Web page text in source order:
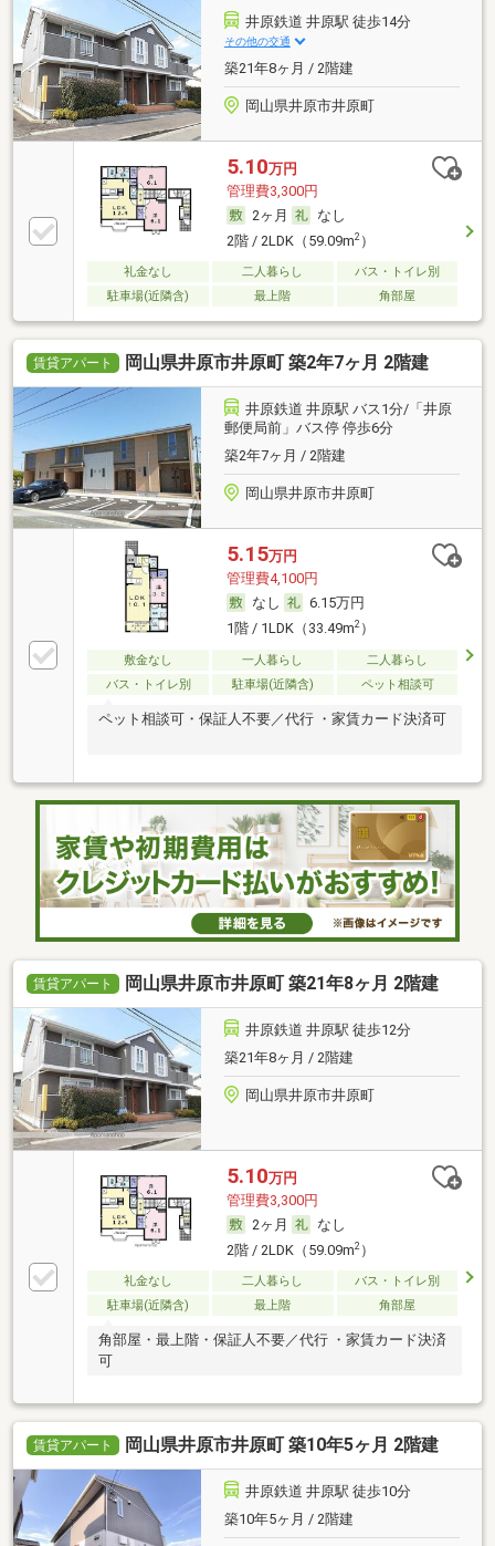
井原鉄道 井原駅 徒歩14分
その他の交通
築21年8ヶ月 / 2階建
岡山県井原市井原町
5.10万円
管理費3,300円
2ヶ月
なし
2階 / 2LDK（59.09m2）
礼金なし 二人暮らし
バス・トイレ別
駐車場(近隣含)
最上階 角部屋
賃貸アパート 岡山県井原市井原町 築2年7ヶ月 2階建
井原鉄道 井原駅 バス1分/「井原
郵便局前」バス停 停歩6分
築2年7ヶ月 / 2階建
岡山県井原市井原町
5.15万円
管理費4,100円
なし
6.15万円
1階 / 1LDK（33.49m2）
敷金なし 一人暮らし
二人暮らし
バス・トイレ別
駐車場(近隣含) ペット相談可
ペット相談可・保証人不要／代行 ・家賃カード決済可
賃貸アパート 岡山県井原市井原町 築21年8ヶ月 2階建
井原鉄道 井原駅 徒歩12分
築21年8ヶ月 / 2階建
岡山県井原市井原町
5.10万円
管理費3,300円
2ヶ月
なし
2階 / 2LDK（59.09m2）
礼金なし 二人暮らし
バス・トイレ別
駐車場(近隣含)
最上階 角部屋
角部屋・最上階・保証人不要／代行 ・家賃カード決済
可
賃貸アパート 岡山県井原市井原町 築10年5ヶ月 2階建
井原鉄道 井原駅 徒歩10分
築10年5ヶ月 / 2階建